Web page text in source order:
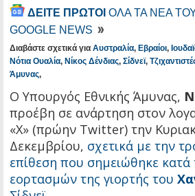
ΔΕΙΤΕ ΠΡΩΤΟΙ ΟΛΑ ΤΑ ΝΕΑ
GOOGLE NEWS
Διαβάστε σχετικά για Αυστραλία, Εβραίοι,
Νότια Ουαλία, Νίκος Δένδιας, Σίδνεϊ,
Άμυνας,
Ο Υπουργός Εθνικής Άμυνας,
προέβη σε ανάρτηση στον
«Χ» (πρώην Twitter) την
Δεκεμβρίου, σχετικά με την
επίθεση που σημειώθηκε κατά
εορτασμών της γιορτής του